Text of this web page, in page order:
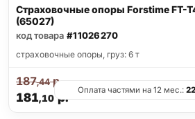
Страховочные опоры Forstime FT-
(65027)
код товара #11026270
страховочные опоры, груз: 6 т
181,10р.
187,44р.
Оплата частями на 12 мес.: